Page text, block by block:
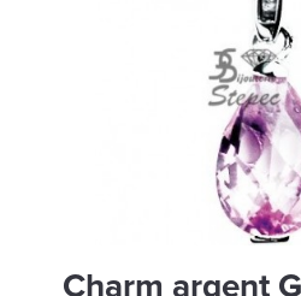
BONNES
CARTES
IDÉE
QUI
Charm argent